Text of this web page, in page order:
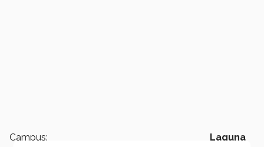
Campus: Laguna